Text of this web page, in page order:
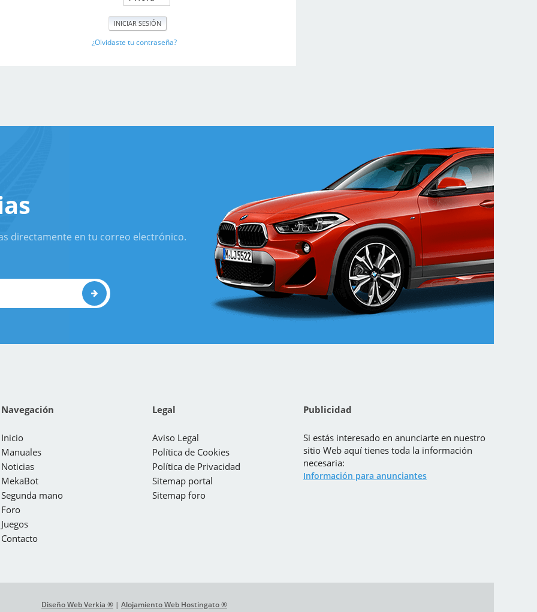
¿Olvidaste tu contraseña?
directamente en tu correo electrónico.
Navegación
Inicio
Manuales
Noticias
MekaBot
Segunda mano
Foro
Juegos
Contacto
Legal
Aviso Legal
Política de Cookies
Política de Privacidad
Sitemap portal
Sitemap foro
Publicidad
Si estás interesado en anunciarte en nuestro
sitio Web aquí tienes toda la información
necesaria:
Información para anunciantes
Diseño Web Verkia ® | Alojamiento Web Hostingato ®